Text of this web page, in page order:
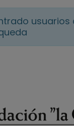
usuarios